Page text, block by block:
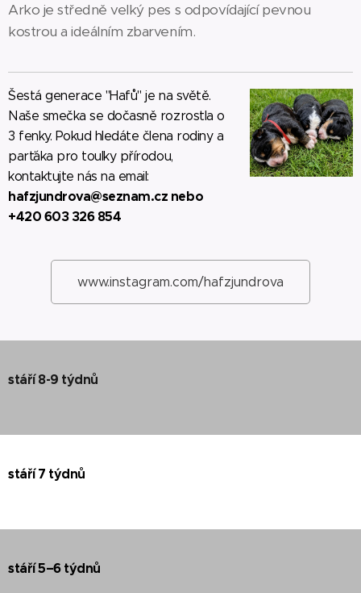
Arko je středně velký pes s odpovídající pevnou
kostrou a ideálním zbarvením.
Šestá generace "Hafů" je na světě.
Naše smečka se dočasně rozrostla o
3 fenky. Pokud hledáte člena rodiny a
parťáka pro toulky přírodou,
kontaktujte nás na email:
hafzjundrova@seznam.cz nebo
+420 603 326 854
www.instagram.com/hafzjundrova
stáří 8-9 týdnů
stáří 7 týdnů
stáří 5–6 týdnů